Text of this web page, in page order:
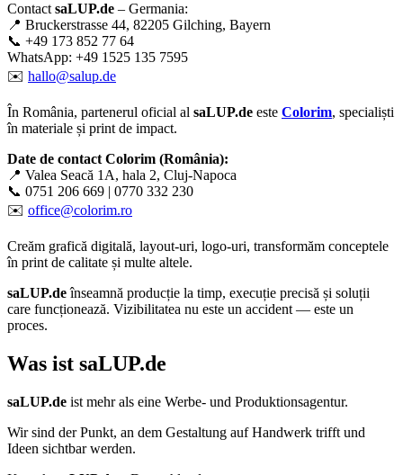
Contact saLUP.de – Germania:
📍 Bruckerstrasse 44, 82205 Gilching, Bayern
📞 +49 173 852 77 64
WhatsApp: +49 1525 135 7595
✉️ hallo@salup.de
În România, partenerul oficial al saLUP.de este Colorim, specialiști
în materiale și print de impact.
Date de contact Colorim (România):
📍 Valea Seacă 1A, hala 2, Cluj-Napoca
📞 0751 206 669 | 0770 332 230
✉️ office@colorim.ro
Creăm grafică digitală, layout-uri, logo-uri, transformăm conceptele
în print de calitate și multe altele.
saLUP.deînseamnă producție la timp, execuție precisă și soluții
care funcționează. Vizibilitatea nu este un accident — este un
proces.
Was ist saLUP.de
saLUP.de ist mehr als eine Werbe- und Produktionsagentur.
Wir sind der Punkt, an dem Gestaltung auf Handwerk trifft und
Ideen sichtbar werden.